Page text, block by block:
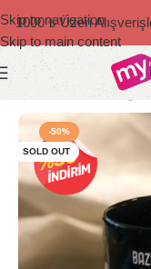
Skip to navigation
Skip to main content
1000 ₺ Üzeri
Ana Sayfa Ev & Yaşam
-50%
SOLD OUT